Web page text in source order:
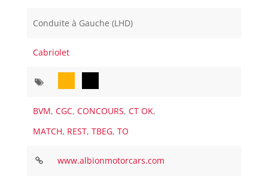
Conduite à Gauche (LHD)
Cabriolet
BVM,CGC,CONCOURS,CT OK,
MATCH, REST,TBEG,TO
www.albionmotorcars.com